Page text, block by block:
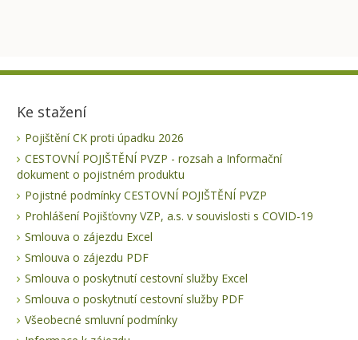
Ke stažení
Pojištění CK proti úpadku 2026
CESTOVNÍ POJIŠTĚNÍ PVZP - rozsah a Informační
dokument o pojistném produktu
Pojistné podmínky CESTOVNÍ POJIŠTĚNÍ PVZP
Prohlášení Pojišťovny VZP, a.s. v souvislosti s COVID-19
Smlouva o zájezdu Excel
Smlouva o zájezdu PDF
Smlouva o poskytnutí cestovní služby Excel
Smlouva o poskytnutí cestovní služby PDF
Všeobecné smluvní podmínky